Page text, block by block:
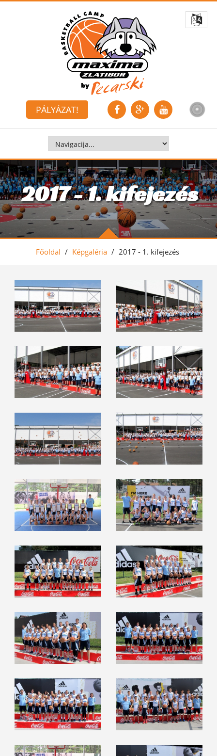
PÁLYÁZAT!
2017 - 1. kifejezés
Főoldal / Képgaléria / 2017 - 1. kifejezés